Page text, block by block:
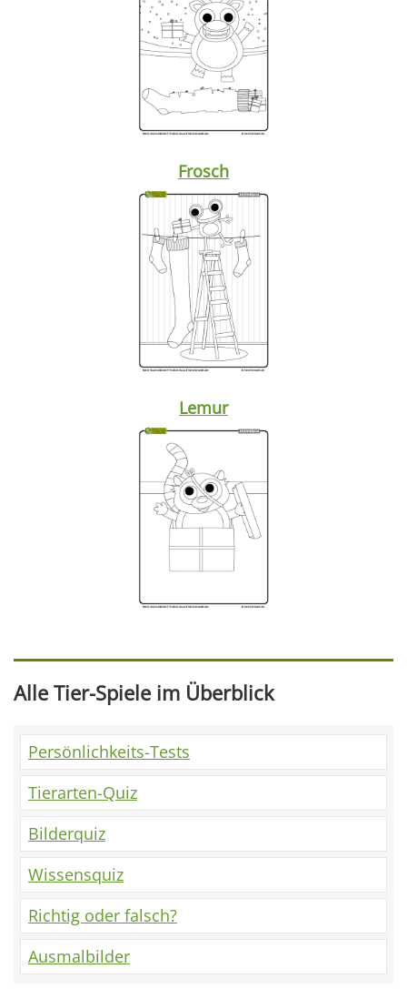
Frosch
Lemur
Alle Tier-Spiele im Überblick
Persönlichkeits-Tests
Tierarten-Quiz
Bilderquiz
Wissensquiz
Richtig oder falsch?
Ausmalbilder